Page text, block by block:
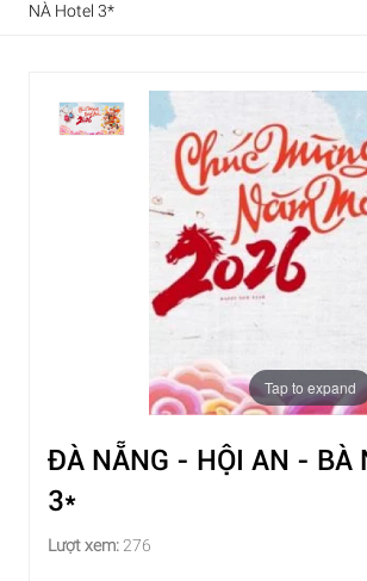
NÀ Hotel 3*
Tap to expand
ĐÀ NẴNG - HỘI AN - BÀ
3*
Lượt xem:276